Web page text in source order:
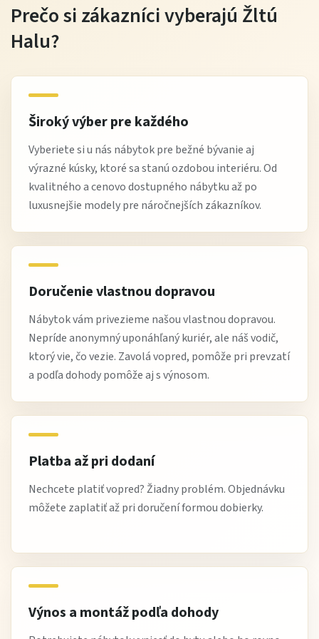
je navrhnutá tak, aby zvládla každodenné používanie aj
pri väčšom zaťažení.
Povrch a farby
Skriňa Klasik 250 je dostupná vuniverzálnych dekoroch
ktoré sa jednoducho kombinujú s ostatným nábytkom. Jej
dizajn je nadčasový a vhodný do rôznych štýlov interiéru.
Povrch je praktický na údržbu a odolný voči bežnému
opotrebeniu, čo oceníte pri každodennom používaní.
Údržba
pravidelne utierajte prach suchou alebo mierne vlhkou
handričkou
používajtejemné čistiace prostriedky
vyhnite sa agresívnym chemikáliám a nadmernej
vlhkosti
kontrolujte spoje a kovania pre dlhú životnosť
Tip od Žltej Haly
Pri takejto veľkej skrini odporúčame rozdeliť si
prehľad a ušetríte čas pri každodennom používaní.
Prečo si zákazníci vyberajú Žltú
Halu?
Široký výber pre každého
Vyberiete si u nás nábytok pre bežné bývanie aj
výrazné kúsky, ktoré sa stanú ozdobou interiéru. Od
kvalitného a cenovo dostupného nábytku až po
luxusnejšie modely pre náročnejších zákazníkov.
Doručenie vlastnou dopravou
Nábytok vám privezieme našou vlastnou dopravou.
Nepríde anonymný uponáhľaný kuriér, ale náš vodič,
ktorý vie, čo vezie. Zavolá vopred, pomôže pri prevzatí
a podľa dohody pomôže aj s výnosom.
Platba až pri dodaní
Nechcete platiť vopred? Žiadny problém. Objednávku
môžete zaplatiť až pri doručení formou dobierky.
Výnos a montáž podľa dohody